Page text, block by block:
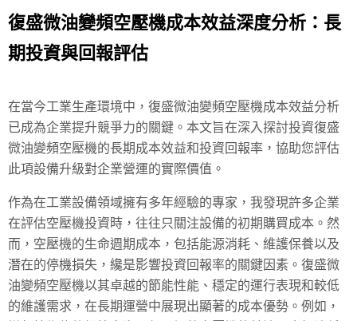
復盛微油變頻空壓機成本效益深度分析：長
期投資與回報評估
在當今工業生產環境中，復盛微油變頻空壓機成本效益分析
已成為企業提升競爭力的關鍵。本文旨在深入探討投資復盛
微油變頻空壓機的長期成本效益和投資回報率，協助您評估
此項設備升級對企業營運的實際價值。
作為在工業設備領域擁有多年經驗的專家，我發現許多企業
在評估空壓機投資時，往往只關注設備的初期購買成本。然
而，空壓機的生命週期成本，包括能源消耗、維護保養以及
潛在的停機損失，纔是影響投資回報率的關鍵因素。復盛微
油變頻空壓機以其卓越的節能性能、穩定的運行表現和較低
的維護需求，在長期運營中展現出顯著的成本優勢。例如，